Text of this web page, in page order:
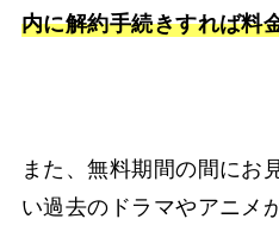
内に解約手続きすれば料
また、無料期間の間にお
い過去のドラマやアニメ